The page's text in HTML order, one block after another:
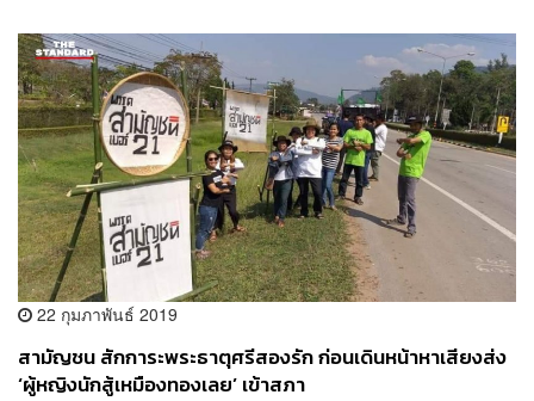
22 กุมภาพันธ์ 2019
สามัญชน สักการะพระธาตุศรีสองรัก ก่อนเดินหน้าหาเสียงส่ง
‘ผู้หญิงนักสู้เหมืองทองเลย’ เข้าสภา